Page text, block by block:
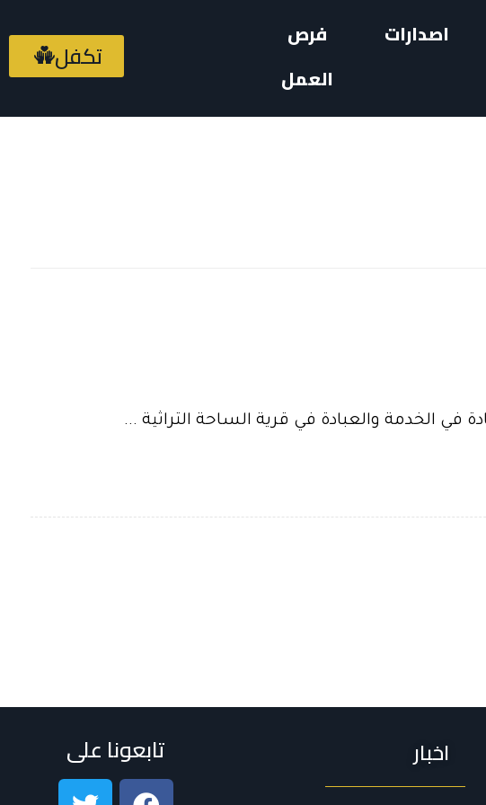
اصدارات
فرص
العمل
تكفل
الخدمة والعبادة في قرية الساحة التراثية ...
اخبار
تابعونا على